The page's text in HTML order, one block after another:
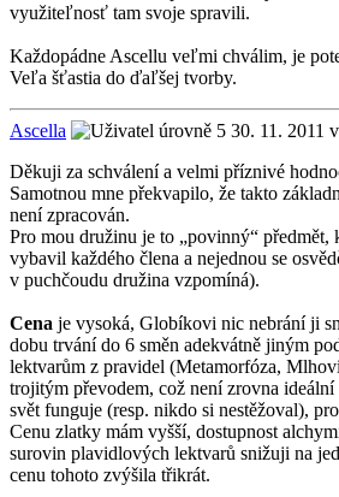
využiteľnosť tam svoje spravili.
Každopádne Ascellu veľmi chválim, je
Veľa šťastia do ďaľšej tvorby.
Ascella
30. 11. 2011
Děkuji za schválení a velmi příznivé
Samotnou mne překvapilo, že takto
není zpracován.
Pro mou družinu je to „povinný“ předmět,
vybavil každého člena a nejednou se
v puchčoudu družina vzpomíná).
Cena je vysoká, Globíkovi nic nebrání ji
dobu trvání do 6 směn adekvátně jiným
lektvarům z pravidel (Metamorfóza,
trojitým převodem, což není zrovna ideální
svět funguje (resp. nikdo si nestěžoval),
Cenu zlatky mám vyšší, dostupnost
surovin plavidlových lektvarů snižuji na
cenu tohoto zvýšila třikrát.